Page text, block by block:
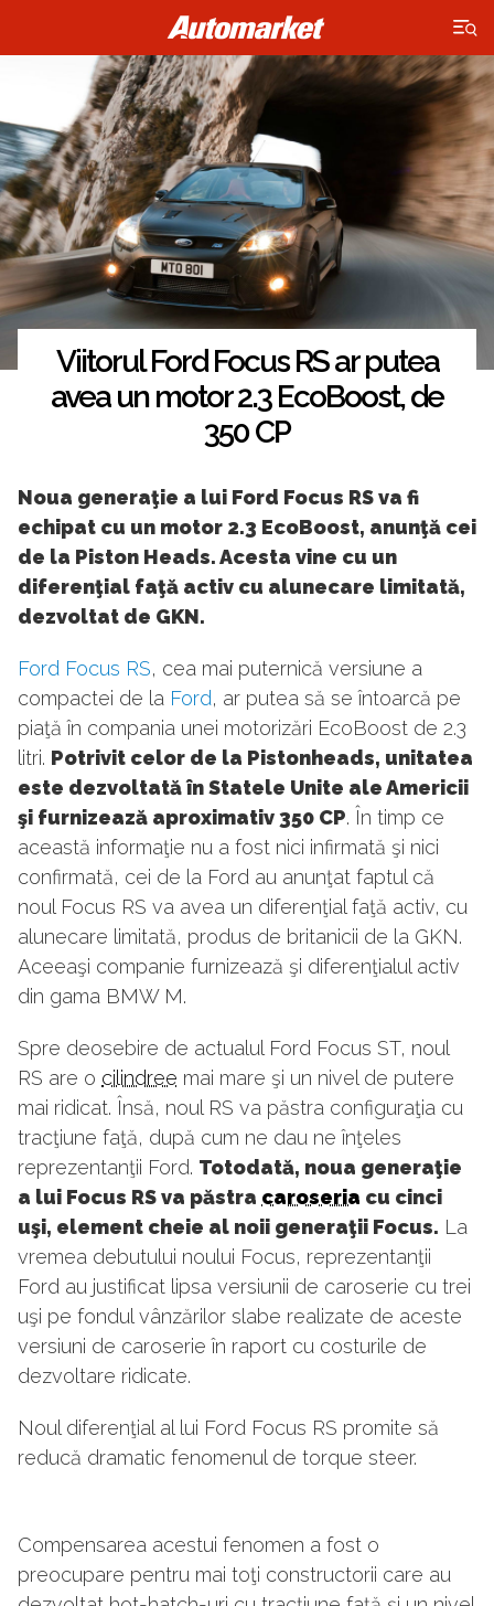
×
Viitorul Ford Focus RS ar putea
avea un motor 2.3 EcoBoost, de
350 CP
Noua generaţie a lui Ford Focus RS va fi
echipat cu un motor 2.3 EcoBoost, anunţă cei
de la Piston Heads. Acesta vine cu un
diferenţial faţă activ cu alunecare limitată,
dezvoltat de GKN.
Ford Focus RS, cea mai puternică versiune a
compactei de la Ford, ar putea să se întoarcă pe
piaţă în compania unei motorizări EcoBoost de 2.3
litri. Potrivit celor de la Pistonheads, unitatea
este dezvoltată în Statele Unite ale Americii
şi furnizează aproximativ 350 CP. În timp ce
această informaţie nu a fost nici infirmată şi nici
confirmată, cei de la Ford au anunţat faptul că
noul Focus RS va avea un diferenţial faţă activ, cu
alunecare limitată, produs de britanicii de la GKN.
Aceeaşi companie furnizează şi diferenţialul activ
din gama BMW M.
Spre deosebire de actualul Ford Focus ST, noul
RS are o cilindree mai mare şi un nivel de putere
mai ridicat. Însă, noul RS va păstra configuraţia cu
tracţiune faţă, după cum ne dau ne înţeles
reprezentanţii Ford. Totodată, noua generaţie
a lui Focus RS va păstra caroseria cu cinci
uşi, element cheie al noii generaţii Focus. La
vremea debutului noului Focus, reprezentanţii
Ford au justificat lipsa versiunii de caroserie cu trei
uşi pe fondul vânzărilor slabe realizate de aceste
versiuni de caroserie în raport cu costurile de
dezvoltare ridicate.
Noul diferenţial al lui Ford Focus RS promite să
reducă dramatic fenomenul de torque steer.
Compensarea acestui fenomen a fost o
preocupare pentru mai toţi constructorii care au